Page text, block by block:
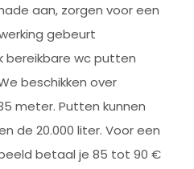
aan, zorgen voor een
gebeurt
bereikbare wc putten
beschikken over
meter. Putten kunnen
de 20.000 liter. Voor een
betaal je 85 tot 90 €